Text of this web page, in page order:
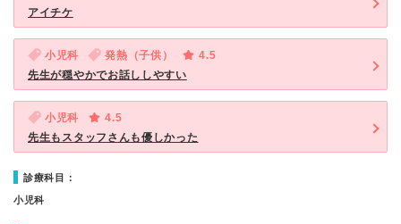
アイチケ
小児科 発熱（子供）
4.5
先生が穏やかでお話ししやすい
小児科
4.5
先生もスタッフさんも優しかった
診療科目：
小児科